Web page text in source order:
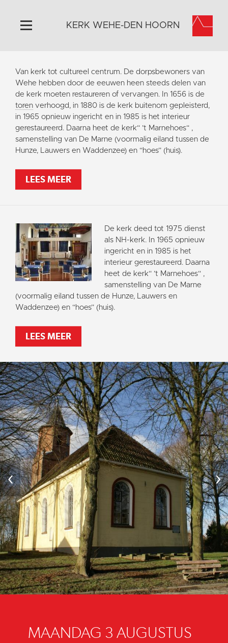
Home
Algemeen
Historie
Omgeving
Activiteiten
Steun ons
Contact
Vaktaal
KERK WEHE-DEN HOORN
Van kerk tot cultureel centrum. De dorpsbewoners van
Wehe hebben door de eeuwen heen steeds delen van
de kerk moeten restaureren of vervangen. In 1656 is de
toren verhoogd, in 1880 is de kerk buitenom gepleisterd,
in 1965 opnieuw ingericht en in 1985 is het interieur
gerestaureerd. Daarna heet de kerk“ ’t Marnehoes“ ,
samenstelling van De Marne (voormalig eiland tussen de
Hunze, Lauwers en Waddenzee) en “hoes” (huis).
LEES MEER
De kerk deed tot 1975 dienst
als NH-kerk. In 1965 opnieuw
ingericht en in 1985 is het
interieur gerestaureerd. Daarna
heet de kerk“ ’t Marnehoes“ ,
samenstelling van De Marne
(voormalig eiland tussen de Hunze, Lauwers en
Waddenzee) en “hoes” (huis).
LEES MEER
‹ ›
MAANDAG 3 AUGUSTUS